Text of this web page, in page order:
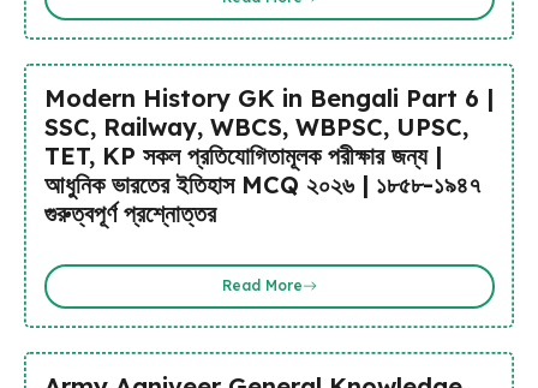
Modern History GK in Bengali Part 6 |
SSC, Railway, WBCS, WBPSC, UPSC,
TET, KP সকল প্রতিযোগিতামূলক পরীক্ষার জন্য |
আধুনিক ভারতের ইতিহাস MCQ ২০২৬ | ১৮৫৮-১৯৪৭
গুরুত্বপূর্ণ প্রশ্নোত্তর
Read More